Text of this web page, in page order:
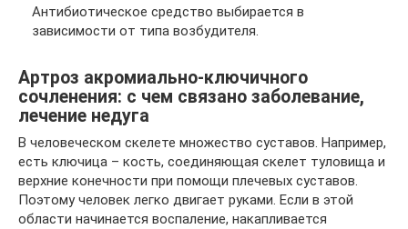
Антибиотическое средство выбирается в
зависимости от типа возбудителя.
Артроз акромиально-ключичного
сочленения: с чем связано заболевание,
лечение недуга
В человеческом скелете множество суставов. Например,
есть ключица – кость, соединяющая скелет туловища и
верхние конечности при помощи плечевых суставов.
Поэтому человек легко двигает руками. Если в этой
области начинается воспаление, накапливается